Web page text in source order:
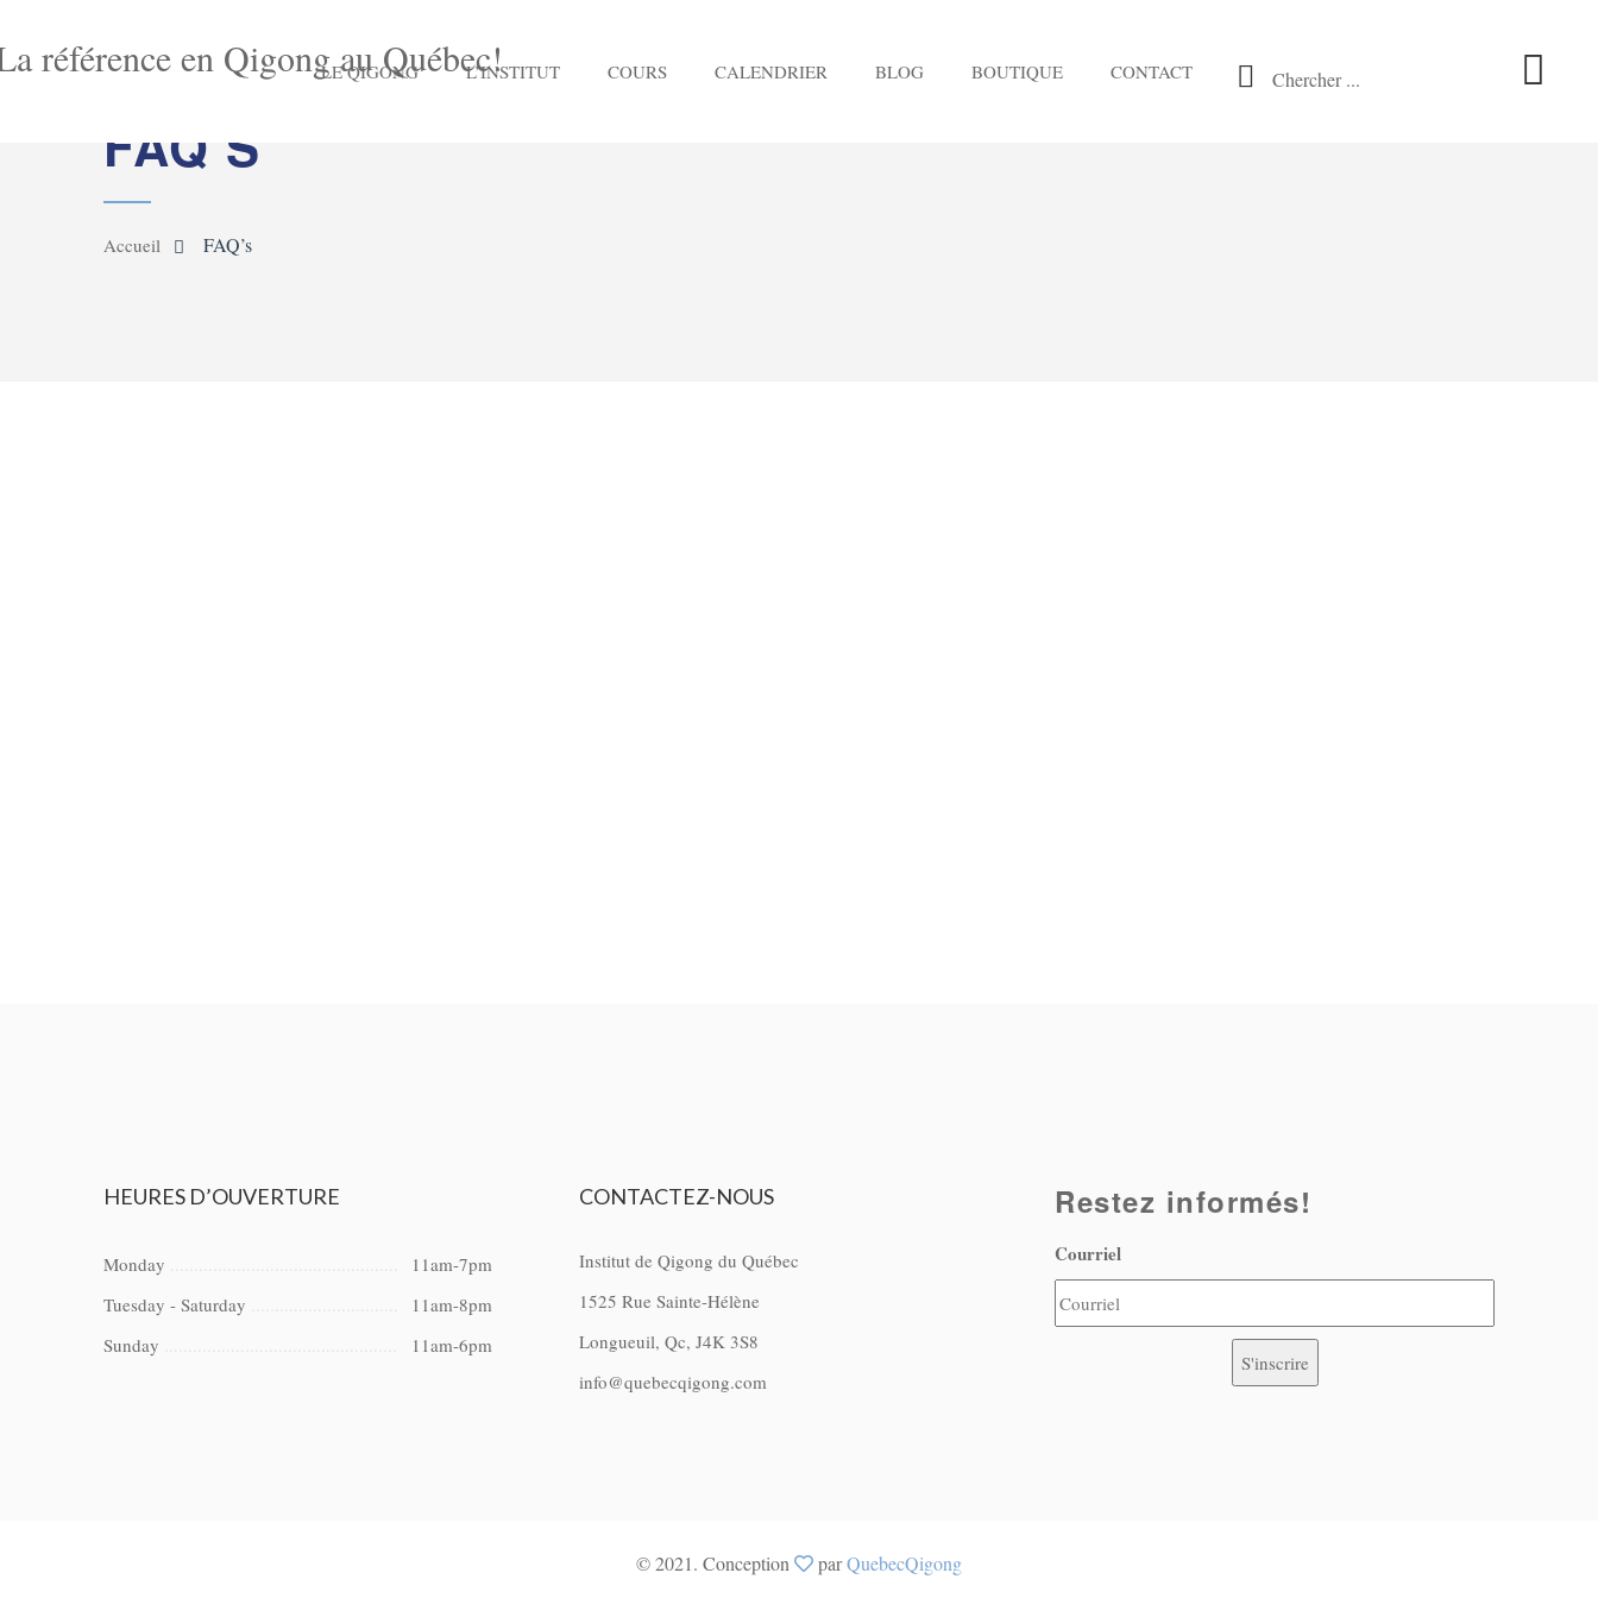
LE QIGONG L’INSTITUT COURS CALENDRIER BLOG BOUTIQUE CONTACT Chercher ...
FAQ’S
Accueil FAQ’s
HEURES D’OUVERTURE
Monday
11am-7pm
Tuesday - Saturday
11am-8pm
Sunday
11am-6pm
CONTACTEZ-NOUS
Institut de Qigong du Québec
1525 Rue Sainte-Hélène
Longueuil, Qc, J4K 3S8
info@quebecqigong.com
Restez informés!
Courriel
S'inscrire
© 2021. Conception parQuebecQigong